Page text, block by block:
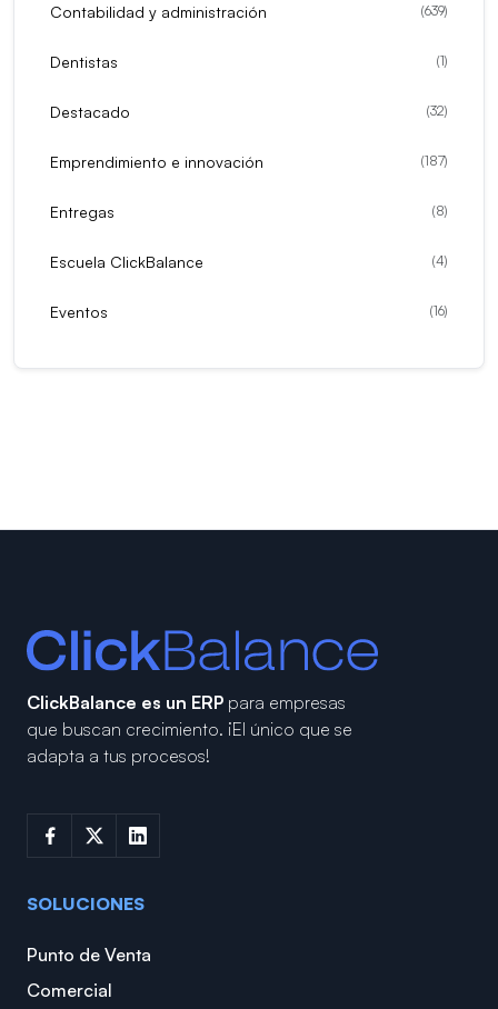
Contabilidad y administración (639)
Dentistas (1)
Destacado (32)
Emprendimiento e innovación (187)
Entregas (8)
Escuela ClickBalance (4)
Eventos (16)
ClickBalance es un ERP para empresas
que buscan crecimiento. ¡El único que se
adapta a tus procesos!
SOLUCIONES
Punto de Venta
Comercial